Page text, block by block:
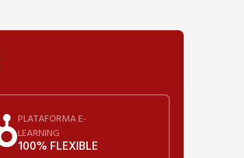
PLATAFORMA E-
LEARNING
100% FLEXIBLE